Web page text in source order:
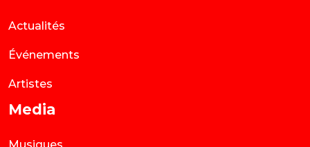
Actualités
Événements
Artistes
Media